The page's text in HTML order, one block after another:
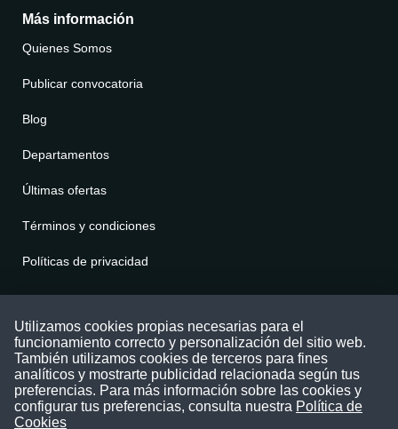
Más información
Quienes Somos
Publicar convocatoria
Blog
Departamentos
Últimas ofertas
Términos y condiciones
Políticas de privacidad
Puede comunicarse con nosotros a través
nuestras redes sociales o del correo:
contacto@convocatoriasdetrabajo.com
Siguenos en:
Utilizamos cookies propias necesarias para el
funcionamiento correcto y personalización del sitio web.
También utilizamos cookies de terceros para fines
analíticos y mostrarte publicidad relacionada según tus
preferencias. Para más información sobre las cookies y
configurar tus preferencias, consulta nuestra Política de
Cookies